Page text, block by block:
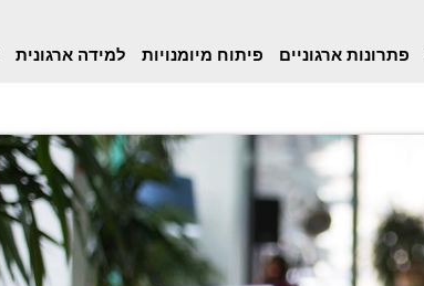
פתרונות ארגוניים פיתוח מיומנויות למידה ארגונית